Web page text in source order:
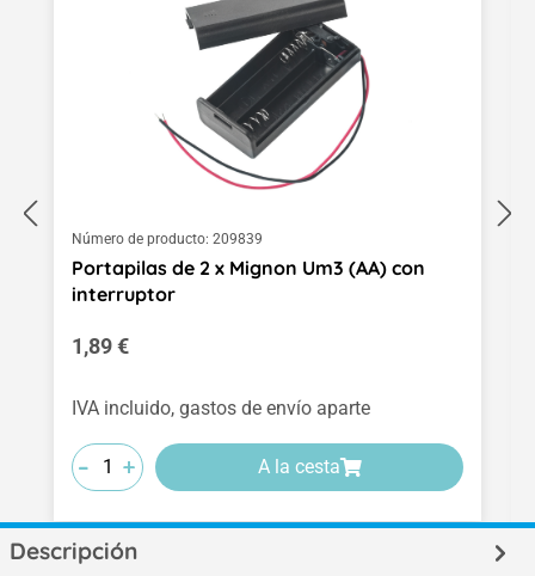
Número de producto: 209839
Portapilas de 2 x Mignon Um3 (AA) con
interruptor
Precio normal:
1,89 €
IVA incluido, gastos de envío aparte
-
-
- +
+
+ A la cesta
Descripción